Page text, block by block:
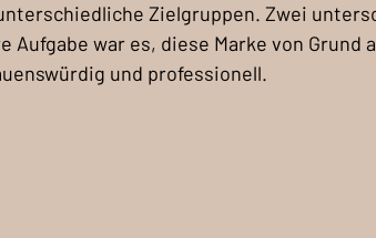
Zielgruppen. Zwei
Aufgabe war es, diese Marke von Grund
und professionell.